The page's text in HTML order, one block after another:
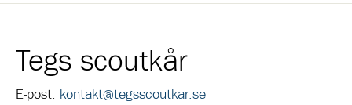
Tegs scoutkår
E-post: kontakt@tegsscoutkar.se